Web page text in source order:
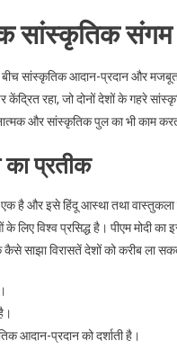
एक सांस्कृतिक संगम
के बीच सांस्कृतिक आदान-प्रदान और
रहा, जो दोनों देशों के गहरे
और सांस्कृतिक पुल का भी काम
प्रतीक
है और इसे हिंदू आस्था तथा वास्तुकला
विश्व प्रसिद्ध है। पीएम मोदी
कैसे साझा विरासतें देशों को करीब ला
आदान-प्रदान को दर्शाती है।